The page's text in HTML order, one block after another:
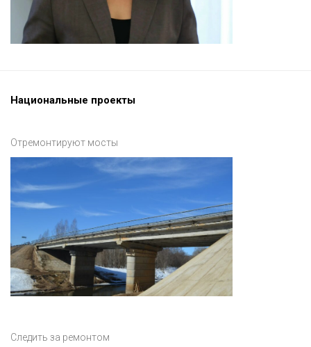
Национальные проекты
Отремонтируют мосты
Следить за ремонтом